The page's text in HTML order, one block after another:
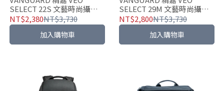
SELECT 22S 文藝時尚攝影
包(二色可選)
NT$2,380NT$3,730
加入購物車
SELECT 29M 文藝時尚攝影
包(二色可選)
NT$2,800NT$3,730
加入購物車